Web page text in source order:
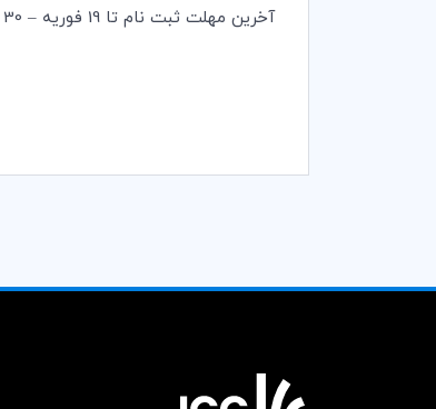
آخرین مهلت ثبت نام تا 19 فوریه – 30 بهمن ماه- می‌باشد.